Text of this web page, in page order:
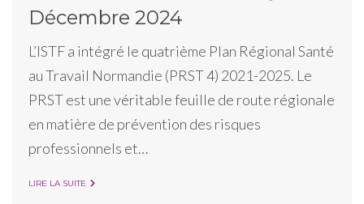
Décembre 2024
L’ISTF a intégré le quatrième Plan Régional Santé
au Travail Normandie (PRST 4) 2021-2025. Le
PRST est une véritable feuille de route régionale
en matière de prévention des risques
professionnels et…
LIRE LA SUITE